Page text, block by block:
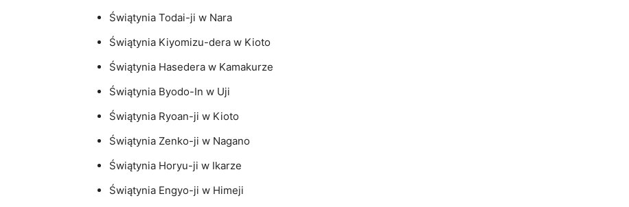
Świątynia Todai-ji w Nara
Świątynia Kiyomizu-dera w Kioto
Świątynia Hasedera ⁢w Kamakurze
Świątynia Byodo-In w ⁣Uji
Świątynia ‌Ryoan-ji w Kioto
Świątynia Zenko-ji ‍w ​Nagano
Świątynia Horyu-ji w Ikarze
Świątynia Engyo-ji​ w ⁤Himeji